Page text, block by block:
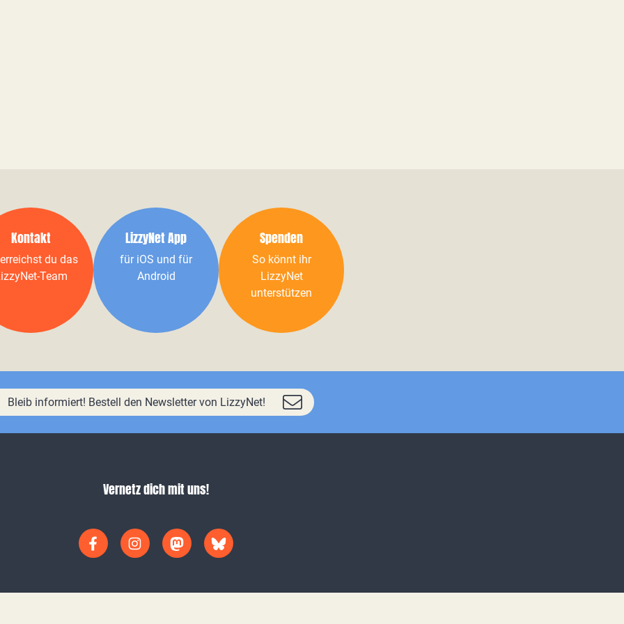
Kontakt
du das
Team
LizzyNet App
für iOS und für
Android
Spenden
So könnt ihr
LizzyNet
unterstützen
Bleib informiert! Bestell den Newsletter von LizzyNet!
Vernetz dich mit uns!